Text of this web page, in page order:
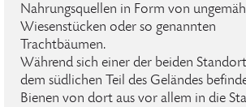
Nahrungsquellen in Form von
Wiesenstücken oder so genannten
Trachtbäumen.
Während sich einer der beiden
dem südlichen Teil des Geländes
Bienen von dort aus vor allem in die